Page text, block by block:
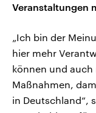
Veranstaltungen
„Ich bin der
hier mehr
können und
Maßnahmen,
in Deutschland“,